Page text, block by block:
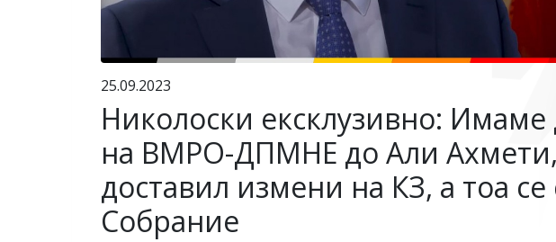
25.09.2023
Николоски ексклузивно:
на ВМРО-ДПМНЕ до Али Ахмети,
доставил измени на КЗ, а тоа
Собрание